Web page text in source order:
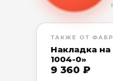
ТАКЖЕ ОТ
Накладка
1004-0»
9 360 ₽